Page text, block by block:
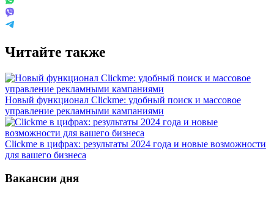
Читайте также
Новый функционал Clickme: удобный поиск и массовое
управление рекламными кампаниями
Clickme в цифрах: результаты 2024 года и новые возможности
для вашего бизнеса
Вакансии дня